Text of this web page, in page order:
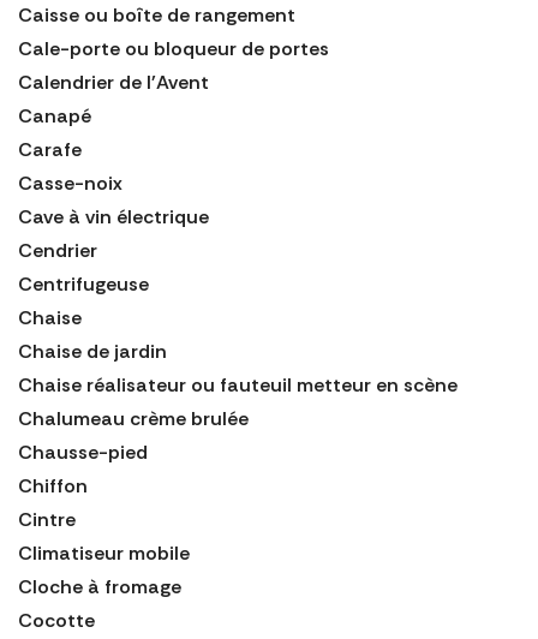
Caisse ou boîte de rangement
Cale-porte ou bloqueur de portes
Calendrier de l'Avent
Canapé
Carafe
Casse-noix
Cave à vin électrique
Cendrier
Centrifugeuse
Chaise
Chaise de jardin
Chaise réalisateur ou fauteuil metteur en scène
Chalumeau crème brulée
Chausse-pied
Chiffon
Cintre
Climatiseur mobile
Cloche à fromage
Cocotte